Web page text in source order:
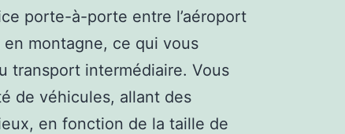
porte-à-porte entre l’aéroport
montagne, ce qui vous
transport intermédiaire. Vous
de véhicules, allant des
en fonction de la taille de